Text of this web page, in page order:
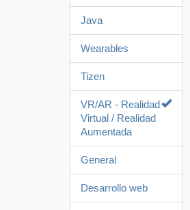
Java
Wearables
Tizen
VR/AR - Realidad
Virtual / Realidad
Aumentada
General
Desarrollo web